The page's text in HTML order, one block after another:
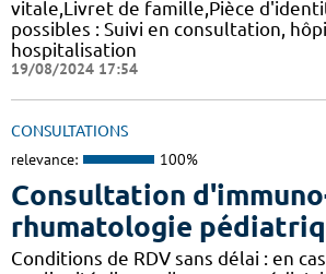
vitale,Livret de famille,Pièce
possibles : Suivi en consultation,
hospitalisation
19/08/2024 17:54
CONSULTATIONS
relevance: 100%
Consultation
rhumatologie
Conditions de RDV sans délai : en